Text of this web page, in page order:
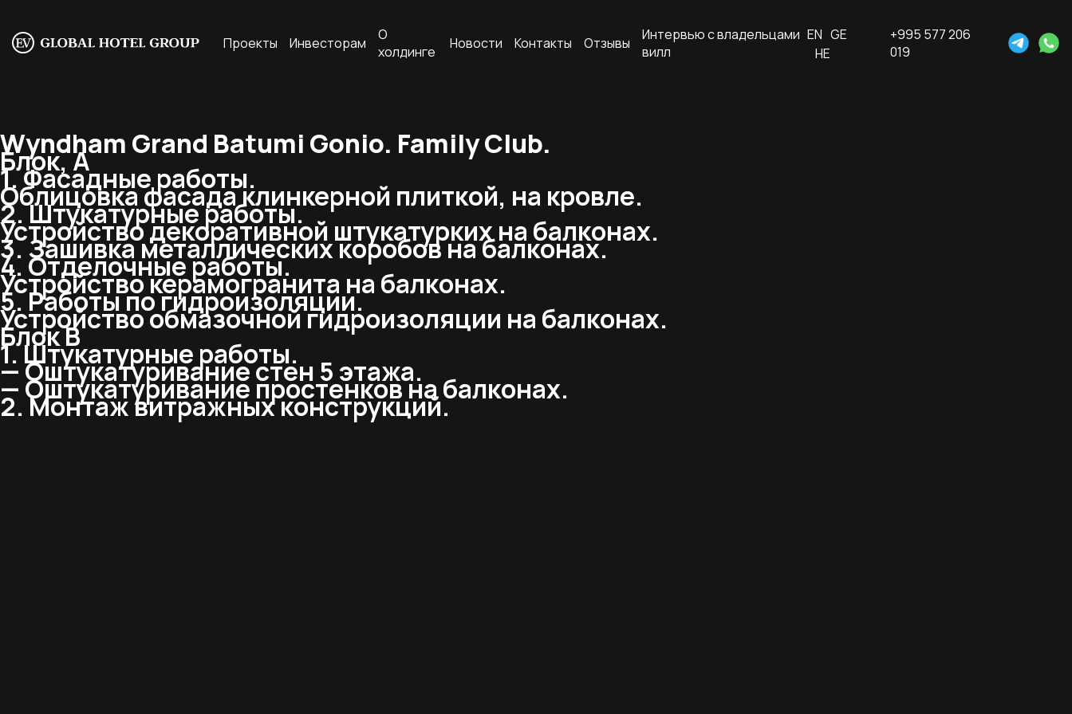
Проекты Инвесторам
О
холдинге
Новости Контакты Отзывы
Интервью с владельцами
вилл
EN GE
HE
+995 577 206
019
Wyndham Grand Batumi Gonio. Family Club.
Блок, А
1. Фасадные работы.
Облицовка фасада клинкерной плиткой, на кровле.
2. Штукатурные работы.
Устройство декоративной штукатурких на балконах.
3. Зашивка металлических коробов на балконах.
4. Отделочные работы.
Устройство керамогранита на балконах.
5. Работы по гидроизоляции.
Устройство обмазочной гидроизоляции на балконах.
Блок В
1. Штукатурные работы.
— Оштукатуривание стен 5 этажа.
— Оштукатуривание простенков на балконах.
2. Монтаж витражных конструкций.